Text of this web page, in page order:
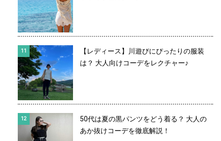
【レディース】川遊びにぴったりの服装
は？ 大人向けコーデをレクチャー♪
50代は夏の黒パンツをどう着る？ 大人の
あか抜けコーデを徹底解説！